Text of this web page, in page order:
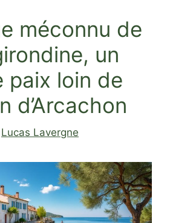
méconnu de
un
paix loin de
d’Arcachon
Lucas Lavergne